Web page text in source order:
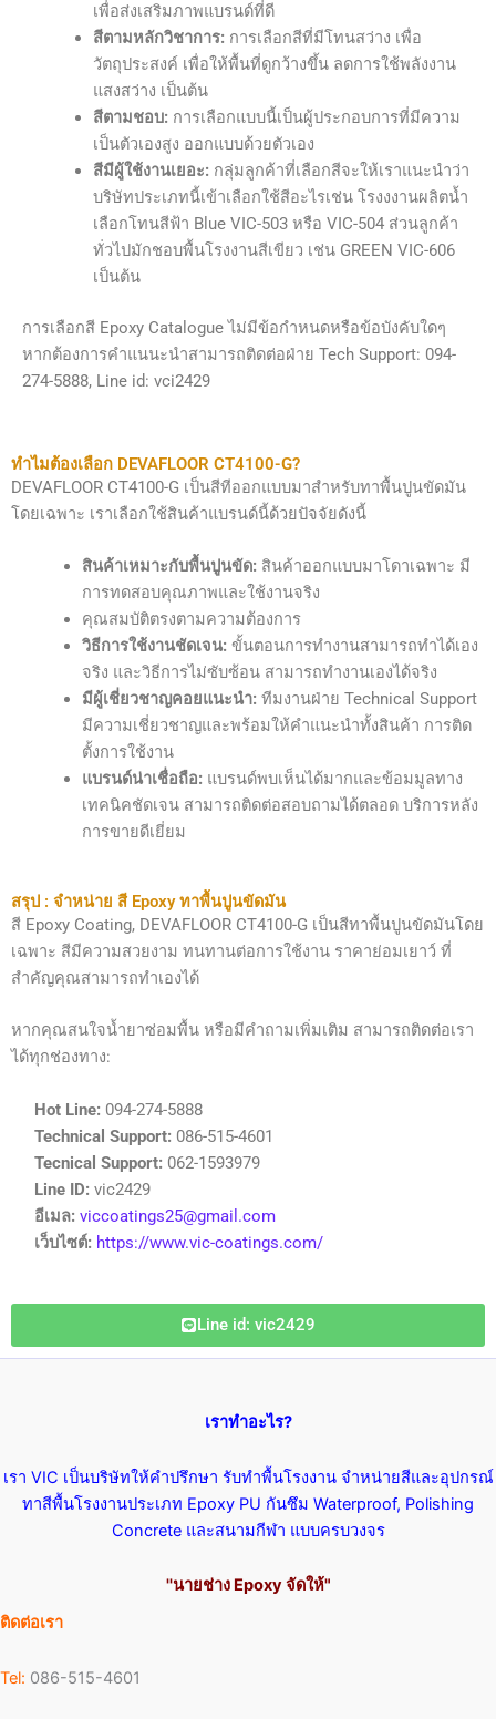
เพื่อส่งเสริมภาพแบรนด์ที่ดี
สีตามหลักวิชาการ: การเลือกสีที่มีโทนสว่าง เพื่อ
วัตถุประสงค์ เพื่อให้พื้นที่ดูกว้างขึ้น ลดการใช้พลังงาน
แสงสว่าง เป็นต้น
สีตามชอบ: การเลือกแบบนี้เป็นผู้ประกอบการที่มีความ
เป็นตัวเองสูง ออกแบบด้วยตัวเอง
สีมีผู้ใช้งานเยอะ: กลุ่มลูกค้าที่เลือกสีจะให้เราแนะนำว่า
บริษัทประเภทนี้เข้าเลือกใช้สีอะไรเช่น โรงงงานผลิตน้ำ
เลือกโทนสีฟ้า Blue VIC-503 หรือ VIC-504 ส่วนลูกค้า
ทั่วไปมักชอบพื้นโรงงานสีเขียว เช่น GREEN VIC-606
เป็นต้น
การเลือกสี Epoxy Catalogue ไม่มีข้อกำหนดหรือข้อบังคับใดๆ
หากต้องการคำแนนะนำสามารถติดต่อฝ่าย Tech Support: 094-
274-5888, Line id: vci2429
ทำไมต้องเลือก DEVAFLOOR CT4100-G?
DEVAFLOOR CT4100-G เป็นสีทีออกแบบมาสำหรับทาพื้นปูนขัดมัน
โดยเฉพาะ เราเลือกใช้สินค้าแบรนด์นี้ด้วยปัจจัยดังนี้
สินค้าเหมาะกับพื้นปูนขัด: สินค้าออกแบบมาโดาเฉพาะ มี
การทดสอบคุณภาพและใช้งานจริง
คุณสมบัติตรงตามความต้องการ
วิธีการใช้งานชัดเจน: ขั้นตอนการทำงานสามารถทำได้เอง
จริง และวิธีการไม่ซับซ้อน สามารถทำงานเองได้จริง
มีผู้เชี่ยวชาญคอยแนะนำ: ทีมงานฝ่าย Technical Support
มีความเชี่ยวชาญและพร้อมให้คำแนะนำทั้งสินค้า การติด
ตั้งการใช้งาน
แบรนด์น่าเชื่อถือ: แบรนด์พบเห็นได้มากและข้อมมูลทาง
เทคนิคชัดเจน สามารถติดต่อสอบถามได้ตลอด บริการหลัง
การขายดีเยี่ยม
สรุป : จำหน่าย สี Epoxy ทาพื้นปูนขัดมัน
สี Epoxy Coating, DEVAFLOOR CT4100-G เป็นสีทาพื้นปูนขัดมันโดย
เฉพาะ สีมีความสวยงาม ทนทานต่อการใช้งาน ราคาย่อมเยาว์ ที่
สำคัญคุณสามารถทำเองได้
หากคุณสนใจน้ำยาซ่อมพื้น หรือมีคำถามเพิ่มเติม สามารถติดต่อเรา
ได้ทุกช่องทาง:
Hot Line: 094-274-5888
Technical Support: 086-515-4601
Tecnical Support: 062-1593979
Line ID: vic2429
อีเมล: viccoatings25@gmail.com
เว็บไซต์: https://www.vic-coatings.com/
Line id: vic2429
เราทำอะไร?
เรา VIC เป็นบริษัทให้คำปรึกษา รับทำพื้นโรงงาน จำหน่ายสีและอุปกรณ์
ทาสีพื้นโรงงานประเภท Epoxy PU กันซึม Waterproof, Polishing
Concrete และสนามกีฬา แบบครบวงจร
''นายช่าง Epoxy จัดให้"
ติดต่อเรา
Tel: 086-515-4601